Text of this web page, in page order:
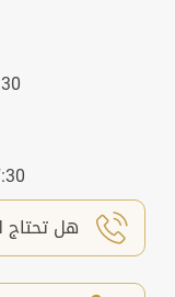
7:30
7:30 صباحاً -
هل